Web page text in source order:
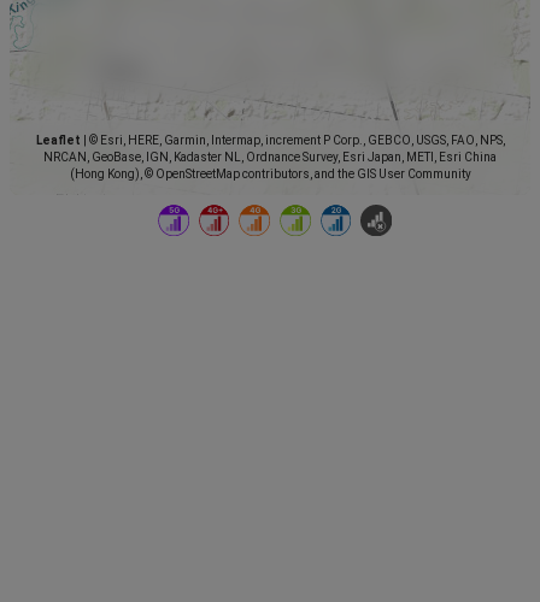
Leaflet
© Esri, HERE, Garmin, Intermap, increment P Corp., GEBCO, USGS, FAO, NPS,
NRCAN, GeoBase, IGN, Kadaster NL, Ordnance Survey, Esri Japan, METI, Esri China
(Hong Kong), © OpenStreetMap contributors, and the GIS User Community